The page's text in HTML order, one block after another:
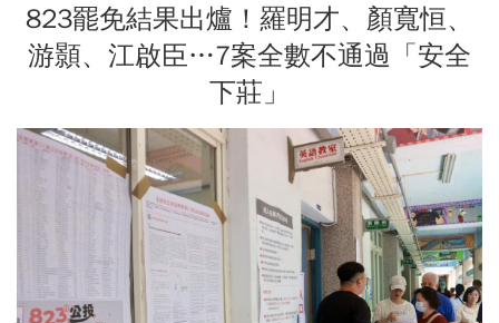
823罷免結果出爐！羅明才、顏寬恒、
游顥、江啟臣…7案全數不通過「安全
下莊」